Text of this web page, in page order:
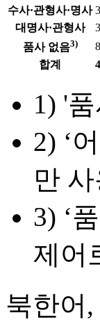
수사·관형사·명사 3
대명사·관형사
3
품사 없음3)
합계
1) '
2) ‘
만
3) ‘
제어
북한어